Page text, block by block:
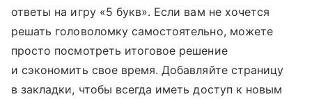
ответы на игру «5 букв». Если вам не хочется
решать головоломку самостоятельно, можете
просто посмотреть итоговое решение
и сэкономить свое время. Добавляйте страницу
в закладки, чтобы всегда иметь доступ к новым